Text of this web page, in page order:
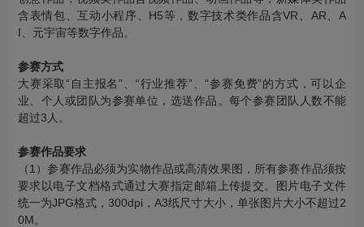
含表情包、互动小程序、H5等，数字技术类作品含VR、AR、A
I、元宇宙等数字作品。
参赛方式
大赛采取“自主报名”、“行业推荐”、“参赛免费”的方式，可以企
业、个人或团队为参赛单位，选送作品。每个参赛团队人数不能
超过3人。
参赛作品要求
（1）参赛作品必须为实物作品或高清效果图，所有参赛作品须按
要求以电子文档格式通过大赛指定邮箱上传提交。图片电子文件
统一为JPG格式，300dpi，A3纸尺寸大小，单张图片大小不超过2
0M。